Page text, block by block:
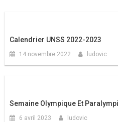
Calendrier UNSS 2022-2023
14 novembre 2022 ludovic
Semaine Olympique Et
6 avril 2023 ludovic